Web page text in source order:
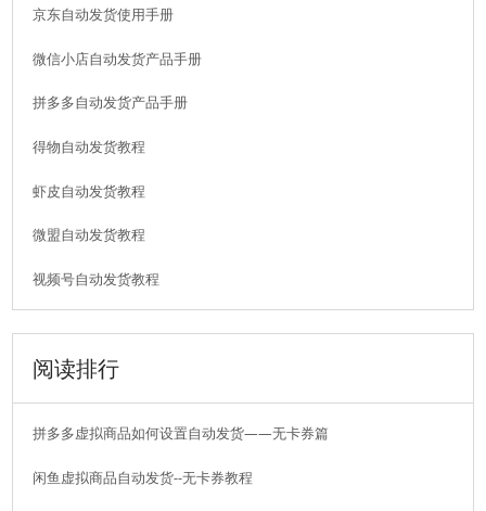
京东自动发货使用手册
微信小店自动发货产品手册
拼多多自动发货产品手册
得物自动发货教程
虾皮自动发货教程
微盟自动发货教程
视频号自动发货教程
阅读排行
拼多多虚拟商品如何设置自动发货——无卡券篇
闲鱼虚拟商品自动发货--无卡券教程